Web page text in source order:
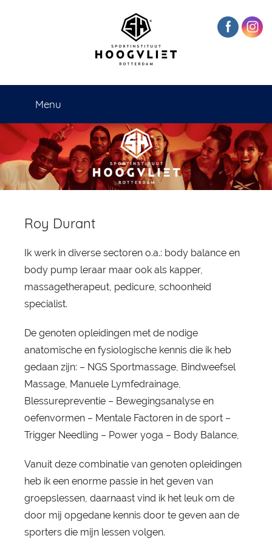
Sportinstituut
Hoogvliet
Rotterdam
Menu
Roy Durant
Ik werk in diverse sectoren o.a.: body balance en
body pump leraar maar ook als kapper,
massagetherapeut, pedicure, schoonheid
specialist.
De genoten opleidingen met de nodige
anatomische en fysiologische kennis die ik heb
gedaan zijn: – NGS Sportmassage, Bindweefsel
Massage, Manuele Lymfedrainage,
Blessurepreventie – Bewegingsanalyse en
oefenvormen – Mentale Factoren in de sport –
Trigger Needling – Power yoga – Body Balance,
Vanuit deze combinatie van genoten opleidingen
heb ik een enorme passie in het geven van
groepslessen, daarnaast vind ik het leuk om de
door mij opgedane kennis door te geven aan de
sporters die mijn lessen volgen.